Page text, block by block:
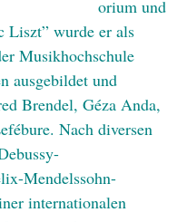
orium und
Liszt” wurde er als
Musikhochschule
ausgebildet und
Brendel, Géza Anda,
Nach diversen
Mendelssohn-
internationalen